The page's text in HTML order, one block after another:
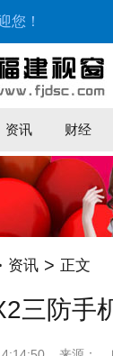
您！
资讯 财经
资讯 > 正文
三防手